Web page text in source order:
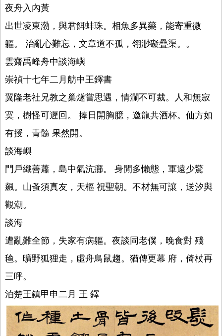
夜舟入內黃
出世凌東渤，與君餌蚌珠。相魚多異藥，能寄重微
軀。 治亂心難忘，文章道不孤，翎渺礙疊渠。。
雲齋禹峰舟中談海嶼
崇禎十七年二月舫中王鐸書
翼隆老社兄教之巢燧嘗思遇，情瀾不可裁。人和無寂
寞，樹怪可遲回。 捧日開胸臆，邀龍共酒杯。仙方如
有授，青髓 果然開。
談海嶼
門戶織善蕭，島中氣沆癤。 身閒多懶態，軍遠少驚
飆。山蚤須真友，天樞 祝聖朝。不材無可讓，送汐與
觀潮。
談海
遭亂難全節，失家有病軀。夜談同老僕，晚食對 殘
毺。曠野狐狸走，虛舟鳥鼠趨。猶傳更幕 府，倚杖再
三呼。
泊楚王鎮甲申二月 王 鐸